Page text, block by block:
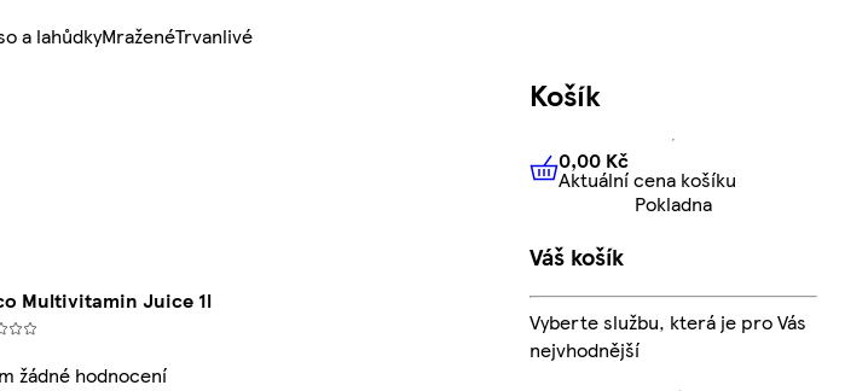
a lahůdkyMraženéTrvanlivé
Multivitamin Juice 1l
žádné hodnocení
Košík
0,00 KčAktuální cena košíku
0,00 Kč
Aktuální cena košíku
Pokladna
Váš košík
Vyberte službu, která je pro Vás
nejvhodnější